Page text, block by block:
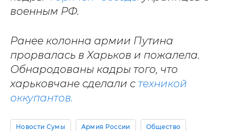
военным РФ.
Ранее колонна армии Путина
прорвалась в Харьков и пожалела.
Обнародованы кадры того, что
харьковчане сделали с техникой
оккупантов.
Новости Сумы Армия России Общество